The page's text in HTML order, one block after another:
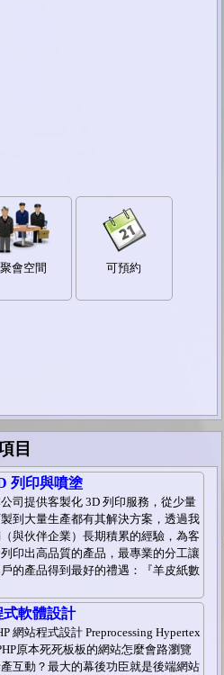
聚會空間 可預約
目
列印與噴塗
司提供客製化 3D 列印服務，從少量
到大量生產都有其解決方案，透過我
與伙伴企業）長期積累的經驗，為客
列印出高品質的產品，最專業的分工讓
的產品得到最好的禮遇：『羊皮紙數
式軟體設計
網站程式設計 Preprocessing Hypertex
原本死死板板的網站怎麼會路瀏覽
互動？最大的幕後功臣就是後端網站